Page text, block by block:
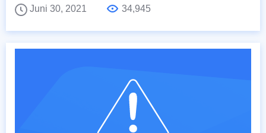
Juni 30, 2021
34,945